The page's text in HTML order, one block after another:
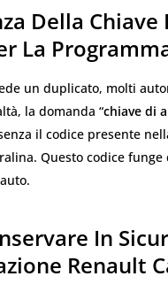
Della
La
un duplicato, molti
la domanda “chiave di
il codice presente
Questo codice
In
Renault